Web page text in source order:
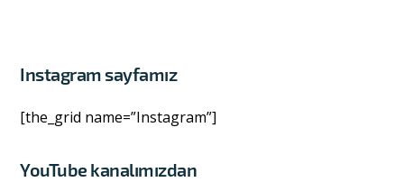
Instagram sayfamız
[the_grid name=”Instagram”]
YouTube kanalımızdan